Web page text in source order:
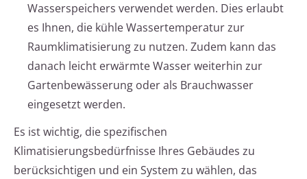
Wasserspeichers verwendet werden. Dies erlaubt
es Ihnen, die kühle Wassertemperatur zur
Raumklimatisierung zu nutzen. Zudem kann das
danach leicht erwärmte Wasser weiterhin zur
Gartenbewässerung oder als Brauchwasser
eingesetzt werden.
Es ist wichtig, die spezifischen
Klimatisierungsbedürfnisse Ihres Gebäudes zu
berücksichtigen und ein System zu wählen, das